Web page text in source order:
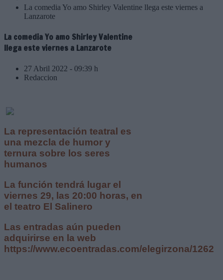
La comedia Yo amo Shirley Valentine llega este viernes a
Lanzarote
La comedia Yo amo Shirley Valentine
llega este viernes a Lanzarote
27 Abril 2022 - 09:39 h
Redaccion
La representación teatral es
una mezcla de humor y
ternura sobre los seres
humanos
La función tendrá lugar el
viernes 29, las 20:00 horas, en
el teatro El Salinero
Las entradas aún pueden
adquirirse en la web
https://www.ecoentradas.com/elegirzona/1262